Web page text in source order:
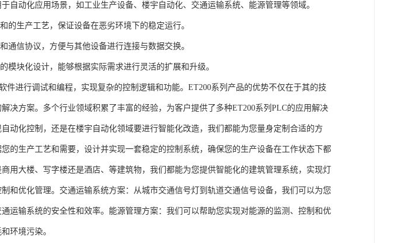
自动化应用场景，如工业生产设备、楼宇自动化、交通运输系统、能源管理等领域。
的生产工艺，保证设备在恶劣环境下的稳定运行。
通信协议，方便与其他设备进行连接与数据交换。
模块化设计，能够根据实际需求进行灵活的扩展和升级。
件进行调试和编程，实现复杂的控制逻辑和功能。ET200系列产品的优势不仅在于其的技
决方案。多个行业领域积累了丰富的经验，为客户提供了多种ET200系列PLC的应用解决
动化控制，还是在楼宇自动化领域要进行智能化改造，我们都能为您量身定制合适的方
的生产工艺和需要，设计并实现一套稳定的控制系统，确保您的生产设备在工作状态下都
用大楼、写字楼还是酒店、等建筑物，我们都能为您提供智能化的建筑管理系统，实现灯
和优化管理。交通运输系统方案：从城市交通信号灯到轨道交通信号设备，我们可以为您
运输系统的安全性和效率。能源管理方案：我们可以帮助您实现对能源的监测、控制和优
环境污染。